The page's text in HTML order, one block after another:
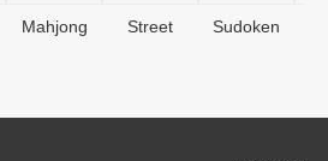
Mahjong Street Sudoken